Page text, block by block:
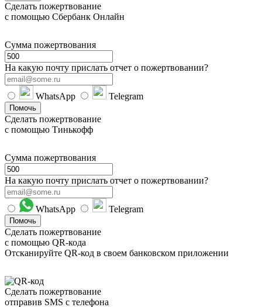
Сделать пожертвование
с помощью Сбербанк Онлайн
Сумма пожертвования
На какую почту прислать отчет о пожертвовании?
WhatsApp Telegram
Помочь
Сделать пожертвование
с помощью Тинькофф
Сумма пожертвования
На какую почту прислать отчет о пожертвовании?
WhatsApp Telegram
Помочь
Сделать пожертвование
с помощью QR-кода
Отсканируйте QR-код в своем банковском приложении
Сделать пожертвование
отправив SMS с телефона